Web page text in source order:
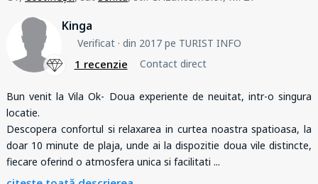
Kinga
Verificat· din 2017 pe TURIST INFO
1 recenzie Contact direct
Bun venit la Vila Ok- Doua experiente de neuitat, intr-o singura
locatie.
Descopera confortul si relaxarea in curtea noastra spatioasa, la
doar 10 minute de plaja, unde ai la dispozitie doua vile distincte,
fiecare oferind o atmosfera unica si facilitati ...